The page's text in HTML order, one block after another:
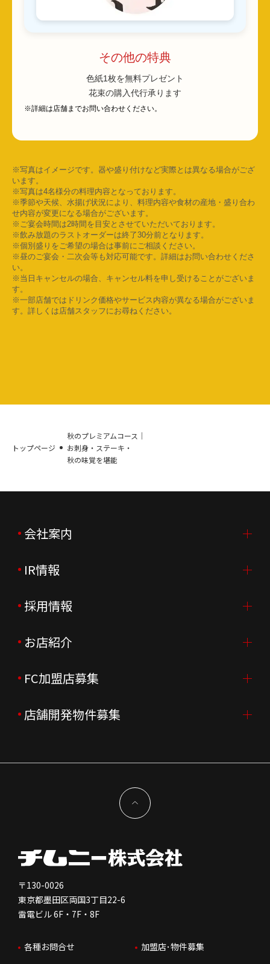
その他の特典
色紙1枚を無料プレゼント
花束の購入代行承ります
※詳細は店舗までお問い合わせください。
※写真はイメージです。器や盛り付けなど実際とは異なる場合がござ
います。
※写真は4名様分の料理内容となっております。
※季節や天候、水揚げ状況により、料理内容や食材の産地・盛り合わ
せ内容が変更になる場合がございます。
※ご宴会時間は2時間を目安とさせていただいております。
※飲み放題のラストオーダーは終了30分前となります。
※個別盛りをご希望の場合は事前にご相談ください。
※昼のご宴会・二次会等も対応可能です。詳細はお問い合わせくださ
い。
※当日キャンセルの場合、キャンセル料を申し受けることがございま
す。
※一部店舗ではドリンク価格やサービス内容が異なる場合がございま
す。詳しくは店舗スタッフにお尋ねください。
トップページ
秋のプレミアムコース｜
お刺身・ステーキ・
秋の味覚を堪能
会社案内
会社案内TOP
ご挨拶
会社概要
会社沿革
企業理念
新型コロナウイルス対応
IR情報
IR情報TOP
ニュースリリース
月次売上
決算資料
コーポレートガバナンス
免責事項
株価情報
IRお問合せ
採用情報
採用情報TOP
新卒採用
中途採用
会社を知る
人を知る
はたらく環境
人財育成
お店紹介
店舗を探す・予約する
よくあるご質問
FC加盟店募集
FC加盟店募集TOP
独立支援について
FC加盟店お問合せ
店舗開発物件募集
〒130-0026
東京都墨田区両国3丁目22-6
雷電ビル 6F・7F・8F
各種お問合せ 加盟店･物件募集